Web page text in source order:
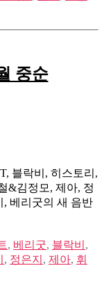
중순
블락비, 히스토리,
&김정모, 제아, 정
, 베리굿의 새 음반
, 베리굿, 블락비 ,
, 정은지 , 제아, 휘